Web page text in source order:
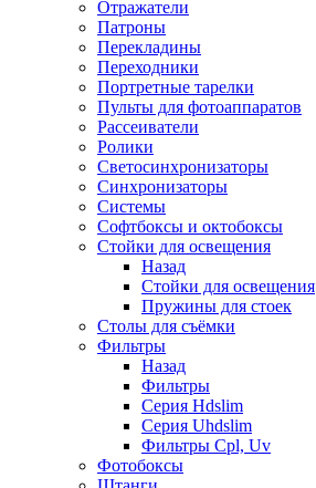
Отражатели
Патроны
Перекладины
Переходники
Портретные тарелки
Пульты для фотоаппаратов
Рассеиватели
Ролики
Светосинхронизаторы
Синхронизаторы
Системы
Софтбоксы и октобоксы
Стойки для освещения
Назад
Стойки для освещения
Пружины для стоек
Столы для съёмки
Фильтры
Назад
Фильтры
Серия Hdslim
Серия Uhdslim
Фильтры Cpl, Uv
Фотобоксы